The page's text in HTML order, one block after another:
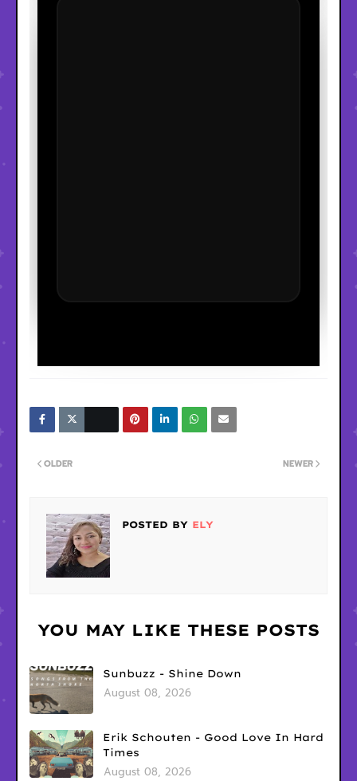
NEWER
OLDER
POSTED BY ELY
YOU MAY LIKE THESE POSTS
Sunbuzz - Shine Down
August 08, 2026
Erik Schouten - Good Love In Hard
Times
August 08, 2026